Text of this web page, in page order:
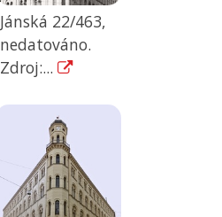
Jánská 22/463,
nedatováno.
Zdroj:...